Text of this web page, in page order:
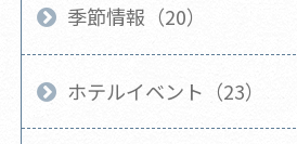
季節情報（20）
ホテルイベント（23）